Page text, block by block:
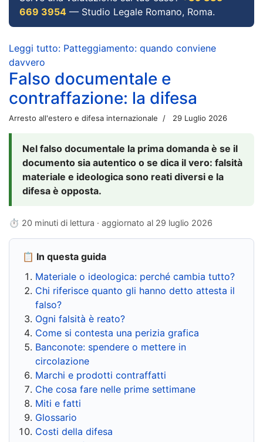
669 3954 — Studio Legale Romano, Roma.
Leggi tutto: Patteggiamento: quando conviene
davvero
Falso documentale e
contraffazione: la difesa
Arresto all'estero e difesa internazionale 29 Luglio 2026
Nel falso documentale la prima domanda è se il
documento sia autentico o se dica il vero: falsità
materiale e ideologica sono reati diversi e la
difesa è opposta.
⏱ 20 minuti di lettura · aggiornato al 29 luglio 2026
📋 In questa guida
Materiale o ideologica: perché cambia tutto?
Chi riferisce quanto gli hanno detto attesta il
falso?
Ogni falsità è reato?
Come si contesta una perizia grafica
Banconote: spendere o mettere in
circolazione
Marchi e prodotti contraffatti
Che cosa fare nelle prime settimane
Miti e fatti
Glossario
Costi della difesa